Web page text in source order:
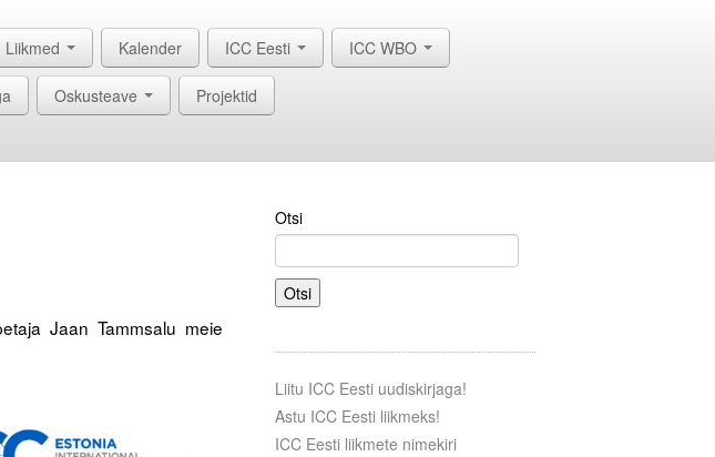
Liikmed Kalender ICC Eesti ICC WBO
Oskusteave Projektid
Jaan Tammsalu meie
Otsi
Otsi
Liitu ICC Eesti uudiskirjaga!
Astu ICC Eesti liikmeks!
ICC Eesti liikmete nimekiri